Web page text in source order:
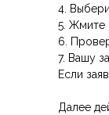
4.
5. Жмите
6.
7. Вашу
Если
Далее